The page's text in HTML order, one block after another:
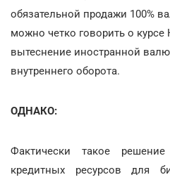
обязательной продажи 100%
можно четко говорить о
вытеснение иностранной
внутреннего оборота.
ОДНАКО:
Фактически такое
кредитных ресурсов для